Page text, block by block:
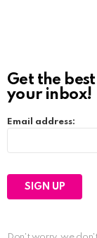
Get the
your inbox!
Email address: